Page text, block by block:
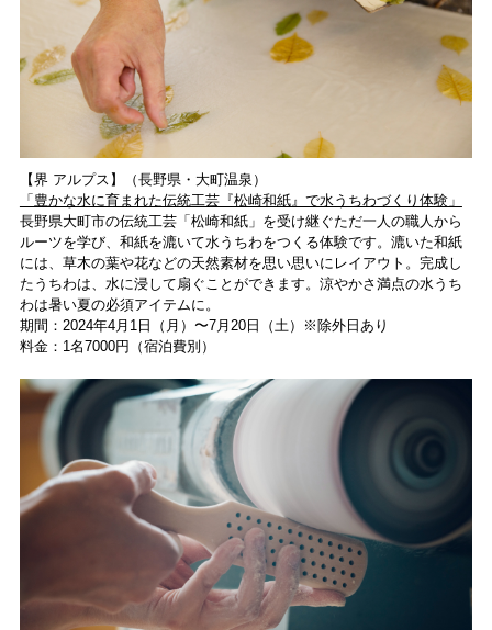
【界 アルプス】（⻑野県・⼤町温泉）
「豊かな⽔に育まれた伝統⼯芸『松崎和紙』で⽔うちわづくり体験」
⻑野県⼤町市の伝統⼯芸「松崎和紙」を受け継ぐただ⼀⼈の職⼈から
ルーツを学び、和紙を漉いて⽔うちわをつくる体験です。漉いた和紙
には、草⽊の葉や花などの天然素材を思い思いにレイアウト。完成し
たうちわは、⽔に浸して扇ぐことができます。涼やかさ満点の水うち
わは暑い夏の必須アイテムに。
期間：2024年4⽉1⽇（月）〜7⽉20⽇（土）※除外⽇あり
料⾦：1名7000円（宿泊費別）